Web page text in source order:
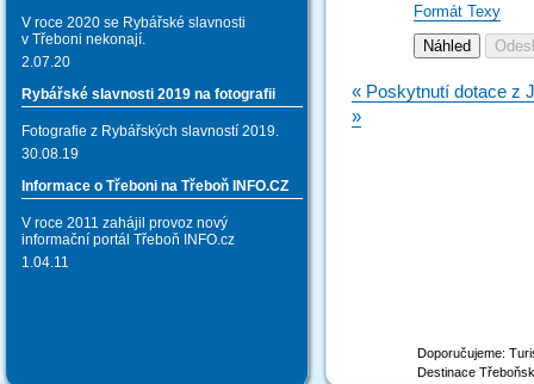
Formát Texy
« Poskytnutí dotace z
»
V roce 2020 se Rybářské slavnosti
v Třeboni nekonají.
2.07.20
Rybářské slavnosti 2019 na fotografii
Fotografie z Rybářských slavností 2019.
30.08.19
Informace o Třeboni na Třeboň INFO.CZ
V roce 2011 zahájil provoz nový
informační portál Třeboň INFO.cz
1.04.11
Doporučujeme:
Destinace